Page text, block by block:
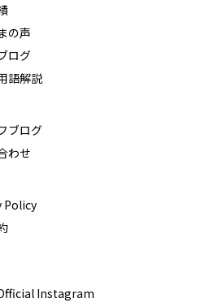
の声
ログ
語解説
ブログ
わせ
Policy
Instagram